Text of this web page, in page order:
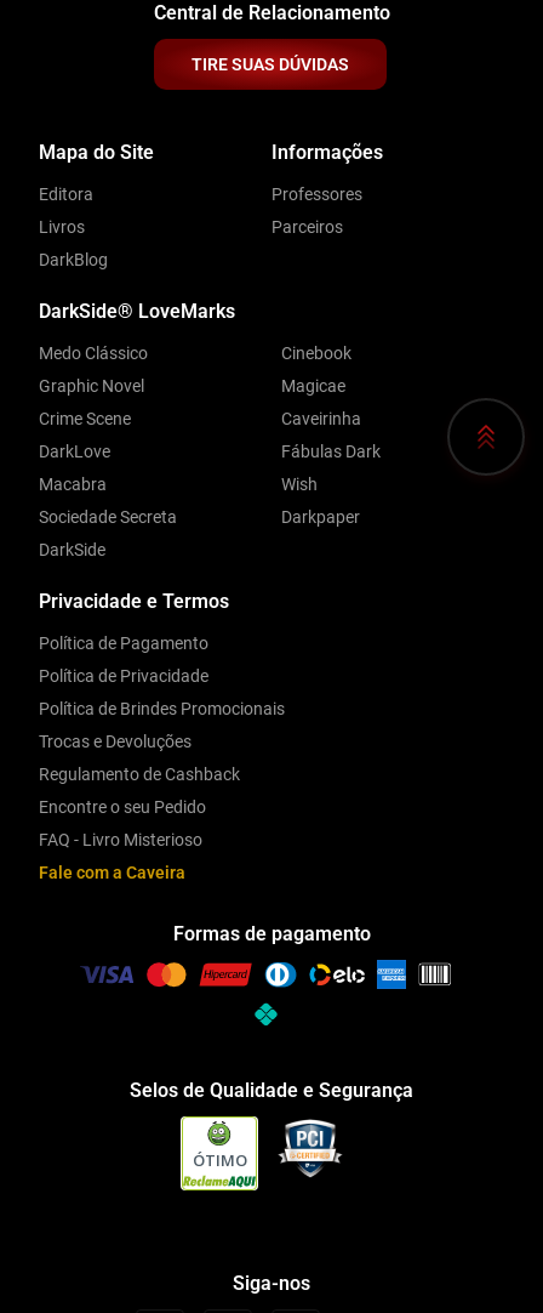
Central de Relacionamento
TIRE SUAS DÚVIDAS
Privacidade e Termos
Política de Pagamento
Política de Privacidade
Política de Brindes Promocionais
Trocas e Devoluções
Regulamento de Cashback
Encontre o seu Pedido
FAQ - Livro Misterioso
Fale com a Caveira
Mapa do Site
Editora
Livros
DarkBlog
Informações
Professores
Parceiros
DarkSide® LoveMarks
Medo Clássico
Graphic Novel
Crime Scene
DarkLove
Macabra
Sociedade Secreta
DarkSide
Cinebook
Magicae
Caveirinha
Fábulas Dark
Wish
Darkpaper
Formas de pagamento
Selos de Qualidade e Segurança
ÓTIMO
Siga-nos